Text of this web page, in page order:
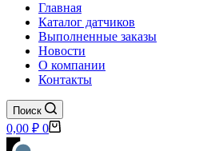
Главная
Каталог датчиков
Выполненные заказы
Новости
О компании
Контакты
Поиск
Корзина
0,00 ₽ 0